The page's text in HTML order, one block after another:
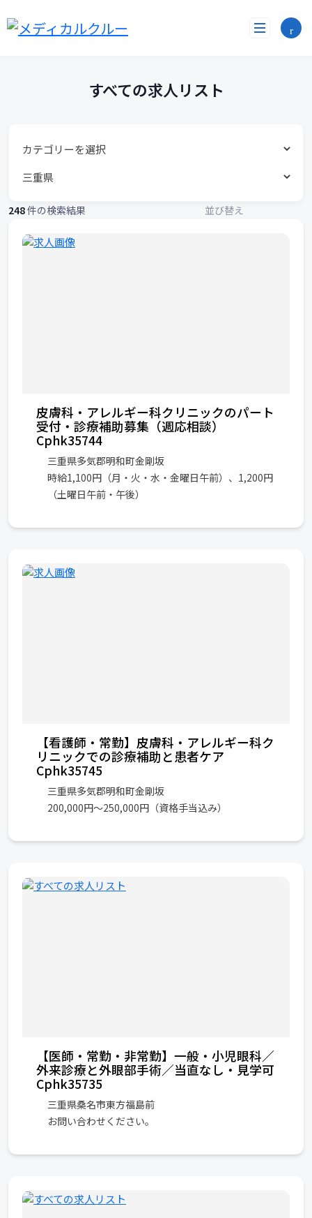
す
べ
ト
ン
すべての求人リスト
248件の検索結果 並び替え
皮膚科・アレルギー科クリニックのパート
受付・診療補助募集（週応相談）
Cphk35744
三重県多気郡明和町金剛坂
時給1,100円（月・火・水・金曜日午前）、1,200円
（土曜日午前・午後）
【看護師・常勤】皮膚科・アレルギー科ク
リニックでの診療補助と患者ケア
Cphk35745
三重県多気郡明和町金剛坂
200,000円～250,000円（資格手当込み）
【医師・常勤・非常勤】一般・小児眼科／
外来診療と外眼部手術／当直なし・見学可
Cphk35735
三重県桑名市東方福島前
お問い合わせください。